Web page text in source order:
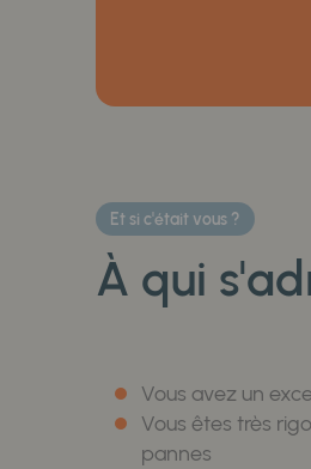
Et si c'était vous ?
À qui
Vous avez un
Vous êtes très
pannes